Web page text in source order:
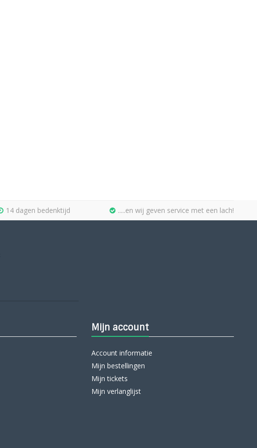
14 dagen bedenktijd .....en wij geven service met een lach!
Mijn account
Account informatie
Mijn bestellingen
Mijn tickets
Mijn verlanglijst